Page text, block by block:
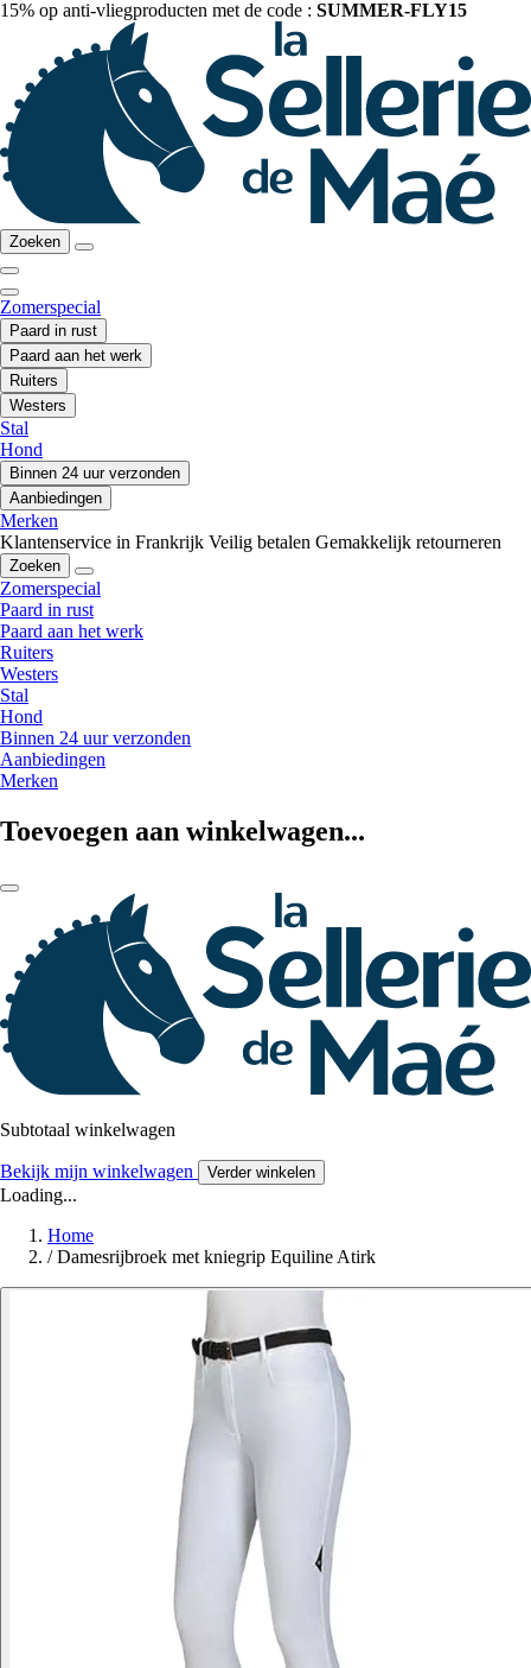
15% op anti-vliegproducten met de code : SUMMER-FLY15
Zoeken
Zomerspecial
Paard in rust
Paard aan het werk
Ruiters
Westers
Stal
Hond
Binnen 24 uur verzonden
Aanbiedingen
Merken
Klantenservice in Frankrijk Veilig betalen Gemakkelijk retourneren
Zoeken
Zomerspecial
Paard in rust
Paard aan het werk
Ruiters
Westers
Stal
Hond
Binnen 24 uur verzonden
Aanbiedingen
Merken
Toevoegen aan winkelwagen...
Subtotaal winkelwagen
Bekijk mijn winkelwagen Verder winkelen
Loading...
Home
/ Damesrijbroek met kniegrip Equiline Atirk